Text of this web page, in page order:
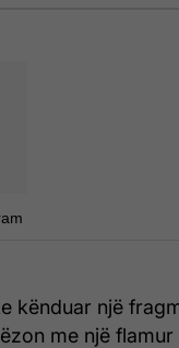
kënduar një
me një